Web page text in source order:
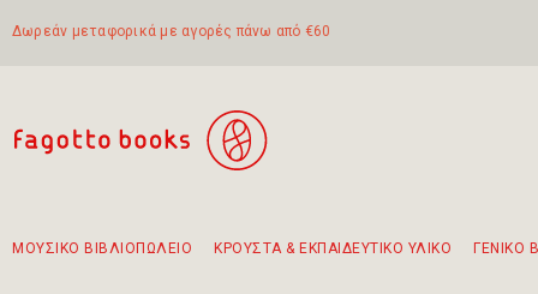
Δωρεάν μεταφορικά με αγορές πάνω από €60
ΜΟΥΣΙΚΟ ΒΙΒΛΙΟΠΩΛΕΙΟ ΚΡΟΥΣΤΑ & ΕΚΠΑΙΔΕΥΤΙΚΟ ΥΛΙΚΟ ΓΕΝΙΚΟ